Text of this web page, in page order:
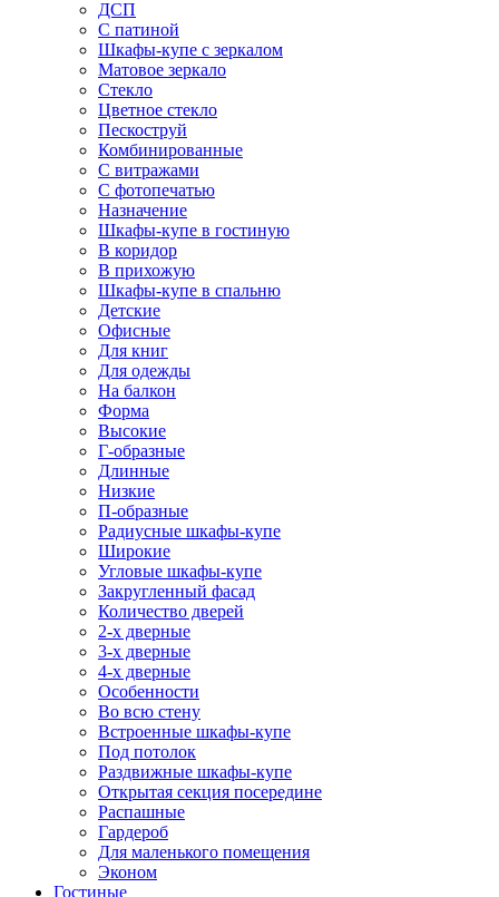
ДСП
С патиной
Шкафы-купе с зеркалом
Матовое зеркало
Стекло
Цветное стекло
Пескоструй
Комбинированные
С витражами
С фотопечатью
Назначение
Шкафы-купе в гостиную
В коридор
В прихожую
Шкафы-купе в спальню
Детские
Офисные
Для книг
Для одежды
На балкон
Форма
Высокие
Г-образные
Длинные
Низкие
П-образные
Радиусные шкафы-купе
Широкие
Угловые шкафы-купе
Закругленный фасад
Количество дверей
2-х дверные
3-х дверные
4-х дверные
Особенности
Во всю стену
Встроенные шкафы-купе
Под потолок
Раздвижные шкафы-купе
Открытая секция посередине
Распашные
Гардероб
Для маленького помещения
Эконом
Гостиные